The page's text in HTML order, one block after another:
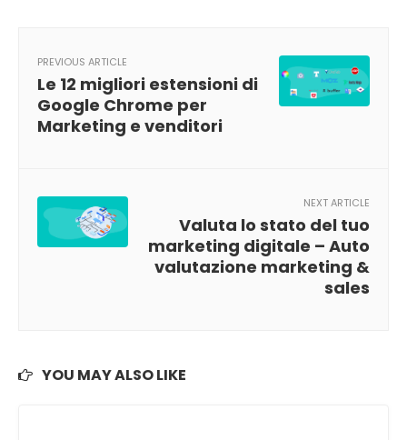
PREVIOUS ARTICLE
Le 12 migliori estensioni di
Google Chrome per
Marketing e venditori
NEXT ARTICLE
Valuta lo stato del tuo
marketing digitale – Auto
valutazione marketing &
sales
YOU MAY ALSO LIKE